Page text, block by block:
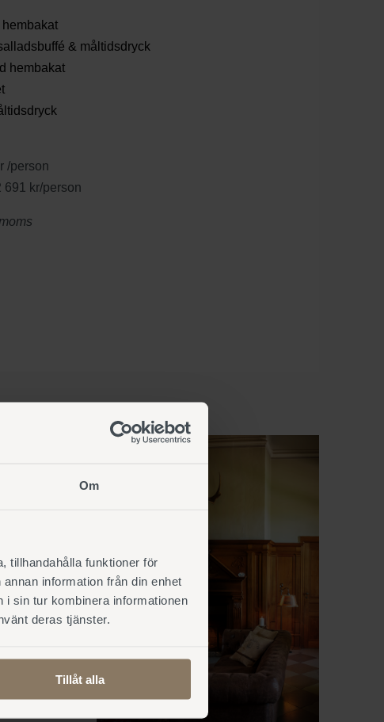
Om
tillhandahålla funktioner för
information från din enhet
sin tur kombinera informationen
deras tjänster.
Tillåt alla
& måltidsdryck
hembakat
/person
691 kr/person